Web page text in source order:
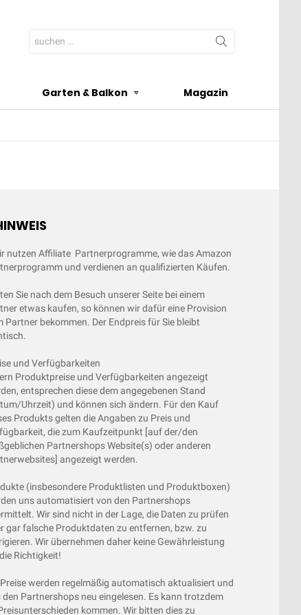
Search
for:
Garten & Balkon Magazin
nutzen Affiliate Partnerprogramme, wie das Amazon
und verdienen an qualifizierten Käufen.
Sie nach dem Besuch unserer Seite bei einem
etwas kaufen, so können wir dafür eine Provision
Partner bekommen. Der Endpreis für Sie bleibt
und Verfügbarkeiten
Produktpreise und Verfügbarkeiten angezeigt
entsprechen diese dem angegebenen Stand
Uhrzeit) und können sich ändern. Für den Kauf
Produkts gelten die Angaben zu Preis und
die zum Kaufzeitpunkt [auf der/den
Partnershops Website(s) oder anderen
angezeigt werden.
(insbesondere Produktlisten und Produktboxen)
uns automatisiert von den Partnershops
Wir sind nicht in der Lage, die Daten zu prüfen
gar falsche Produktdaten zu entfernen, bzw. zu
Wir übernehmen daher keine Gewährleistung
Richtigkeit!
Preise werden regelmäßig automatisch aktualisiert und
den Partnershops neu eingelesen. Es kann trotzdem
kommen. Wir bitten dies zu